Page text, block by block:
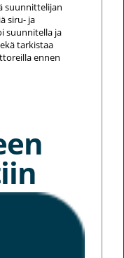
suunnittelijan
siru- ja
suunnitella ja
tarkistaa
ennen